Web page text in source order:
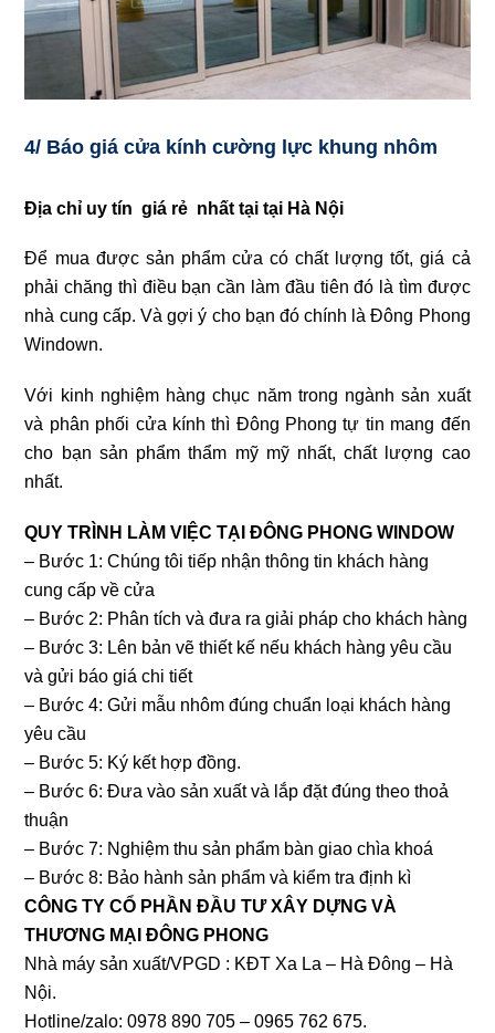
4/ Báo giá cửa kính cường lực khung nhôm
Địa chỉ uy tín giá rẻ nhất tại tại Hà Nội
Để mua được sản phẩm cửa có chất lượng tốt, giá cả
phải chăng thì điều bạn cần làm đầu tiên đó là tìm được
nhà cung cấp. Và gợi ý cho bạn đó chính là Đông Phong
Windown.
Với kinh nghiệm hàng chục năm trong ngành sản xuất
và phân phối cửa kính thì Đông Phong tự tin mang đến
cho bạn sản phẩm thẩm mỹ mỹ nhất, chất lượng cao
nhất.
QUY TRÌNH LÀM VIỆC TẠI ĐÔNG PHONG WINDOW
– Bước 1: Chúng tôi tiếp nhận thông tin khách hàng
cung cấp về cửa
– Bước 2: Phân tích và đưa ra giải pháp cho khách hàng
– Bước 3: Lên bản vẽ thiết kế nếu khách hàng yêu cầu
và gửi báo giá chi tiết
– Bước 4: Gửi mẫu nhôm đúng chuẩn loại khách hàng
yêu cầu
– Bước 5: Ký kết hợp đồng.
– Bước 6: Đưa vào sản xuất và lắp đặt đúng theo thoả
thuận
– Bước 7: Nghiệm thu sản phẩm bàn giao chìa khoá
– Bước 8: Bảo hành sản phẩm và kiểm tra định kì
CÔNG TY CỔ PHẦN ĐẦU TƯ XÂY DỰNG VÀ
THƯƠNG MẠI ĐÔNG PHONG
Nhà máy sản xuất/VPGD : KĐT Xa La – Hà Đông – Hà
Nội.
Hotline/zalo: 0978 890 705 – 0965 762 675.